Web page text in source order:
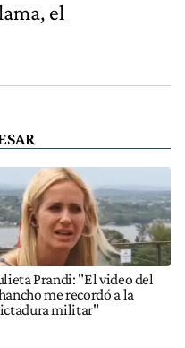
el
Prandi: "El video del
me recordó a la
militar"